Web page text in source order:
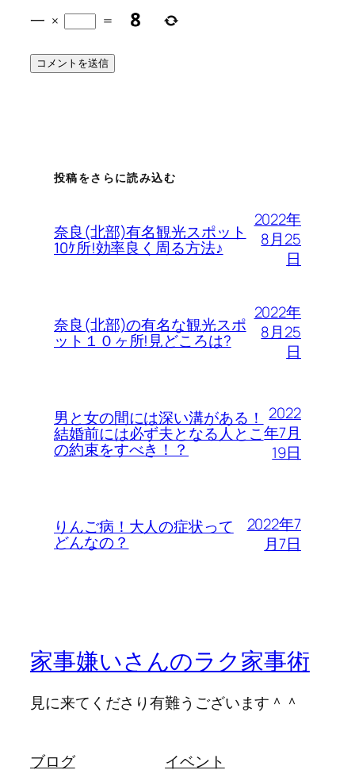
一 × =
投稿をさらに読み込む
奈良(北部)有名観光スポット
10ｹ所!効率良く周る方法♪
2022年
8月25
日
奈良(北部)の有名な観光スポ
ット１０ヶ所!見どころは?
2022年
8月25
日
男と女の間には深い溝がある！
結婚前には必ず夫となる人とこ
の約束をすべき！？
2022
年7月
19日
りんご病！大人の症状って
どんなの？
2022年7
月7日
家事嫌いさんのラク家事術
見に来てくださり有難うございます＾＾
ブログ イベント